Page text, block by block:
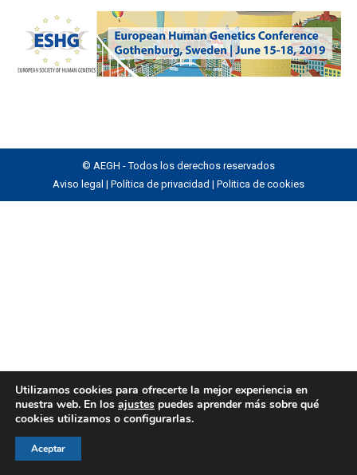
© AEGH - Todos los derechos reservados
Aviso legal | Política de privacidad | Politica de cookies
Utilizamos cookies para ofrecerte la mejor experiencia en
nuestra web. En los ajustes puedes aprender más sobre qué
cookies utilizamos o configurarlas.
Aceptar